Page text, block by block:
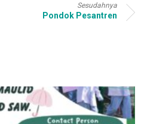
Sesudahnya
Pondok Pesantren